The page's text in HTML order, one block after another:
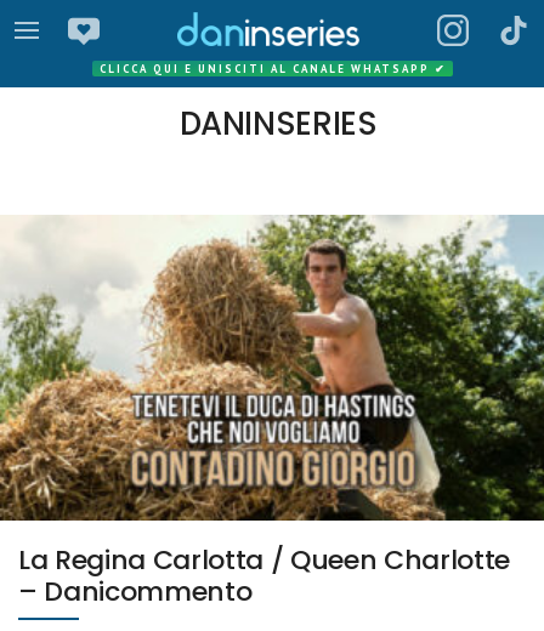
CLICCA QUI E UNISCITI AL CANALE WHATSAPP ✔
DANINSERIES
La Regina Carlotta / Queen Charlotte
– Danicommento